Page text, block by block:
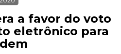
a favor do voto
eletrônico para